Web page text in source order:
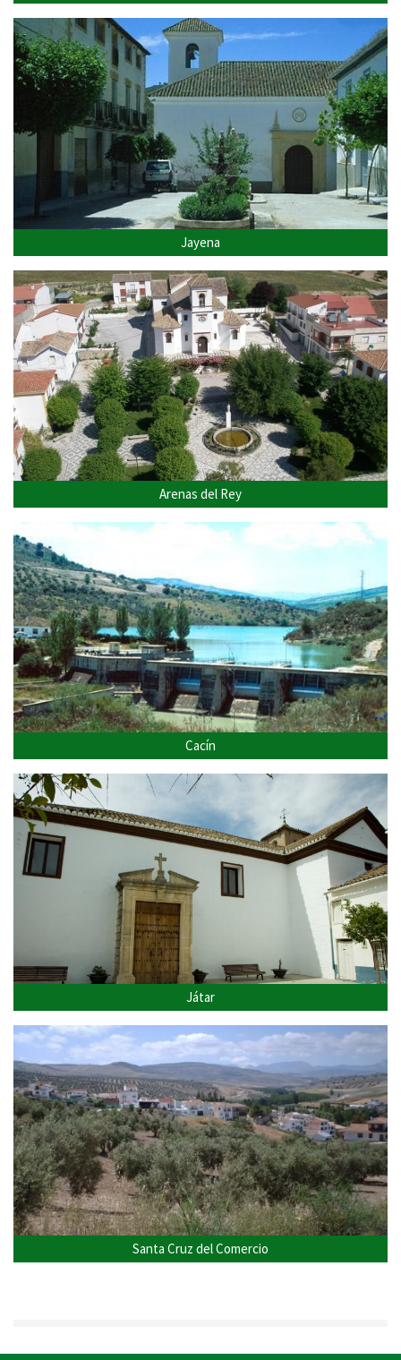
Jayena
Arenas del Rey
Cacín
Játar
Santa Cruz del Comercio